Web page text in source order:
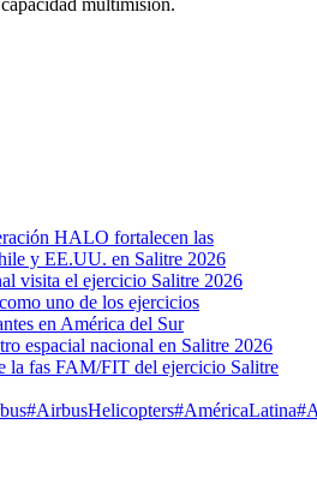
HALO fortalecen las
y EE.UU. en Salitre 2026
visita el ejercicio Salitre 2026
uno de los ejercicios
en América del Sur
espacial nacional en Salitre 2026
la fas FAM/FIT del ejercicio Salitre
#AirbusHelicopters#AméricaLatina